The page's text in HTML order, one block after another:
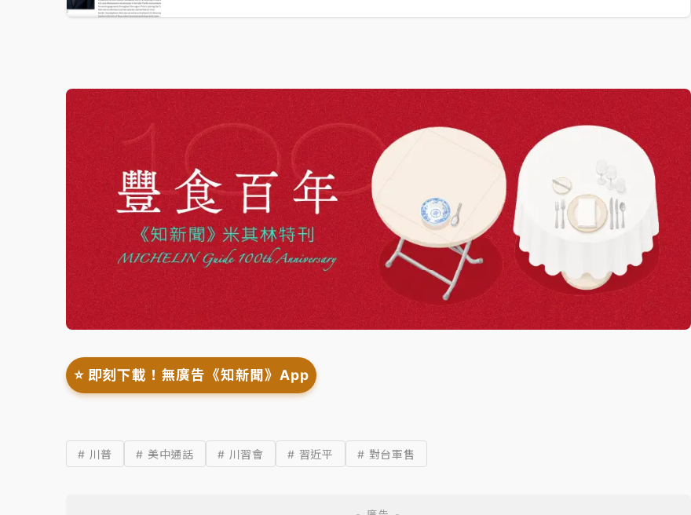
⭐️ 即刻下載！無廣告《知新聞》App
# 川普 # 美中通話 # 川習會 # 習近平 # 對台軍售